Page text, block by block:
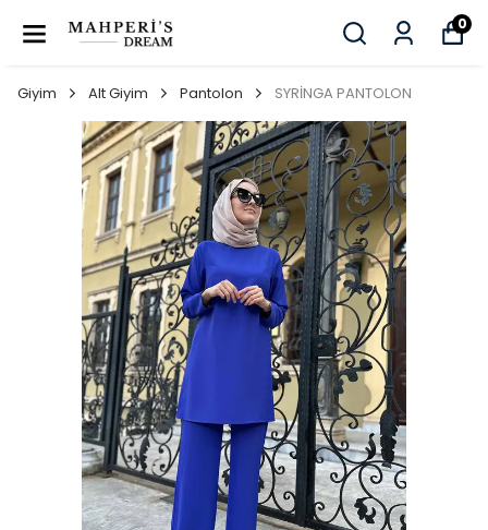
0
Giyim Alt Giyim Pantolon SYRİNGA PANTOLON